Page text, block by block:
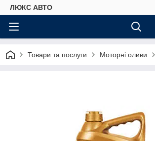
ЛЮКС АВТО
Товари та послуги Моторні оливи